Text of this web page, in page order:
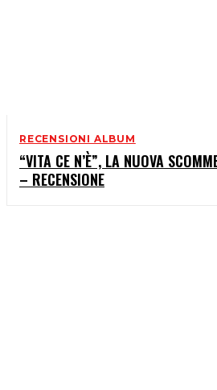
RECENSIONI ALBUM
“VITA CE N’È”, LA NUOVA
– RECENSIONE